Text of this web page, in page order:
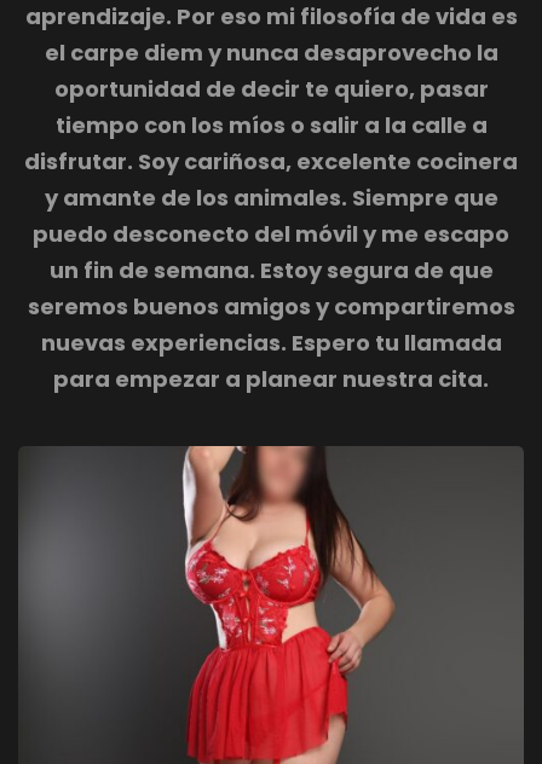
aprendizaje. Por eso mi filosofía de vida es
el carpe diem y nunca desaprovecho la
oportunidad de decir te quiero, pasar
tiempo con los míos o salir a la calle a
disfrutar. Soy cariñosa, excelente cocinera
y amante de los animales. Siempre que
puedo desconecto del móvil y me escapo
un fin de semana. Estoy segura de que
seremos buenos amigos y compartiremos
nuevas experiencias. Espero tu llamada
para empezar a planear nuestra cita.